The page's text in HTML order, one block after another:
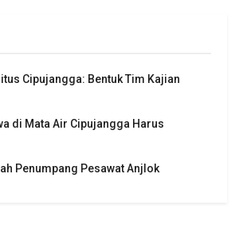
Cipujangga: Bentuk Tim Kajian
di Mata Air Cipujangga Harus
Penumpang Pesawat Anjlok